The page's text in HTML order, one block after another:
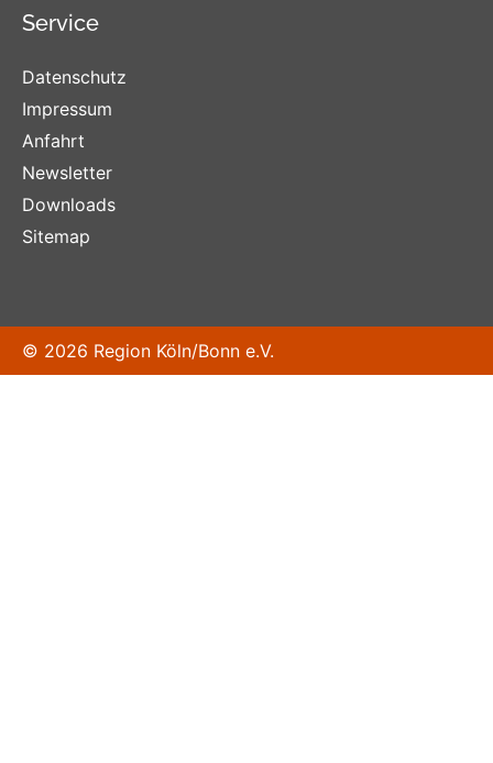
Service
Datenschutz
Impressum
Anfahrt
Newsletter
Downloads
Sitemap
© 2026 Region Köln/Bonn e.V.